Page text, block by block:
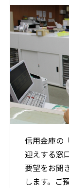
信用金庫の
迎えする窓
要望をお聞
します。ご